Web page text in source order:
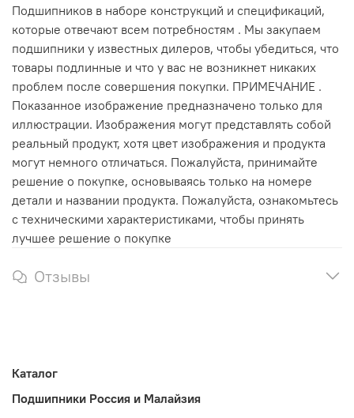
Подшипников в наборе конструкций и спецификаций,
которые отвечают всем потребностям . Мы закупаем
подшипники у известных дилеров, чтобы убедиться, что
товары подлинные и что у вас не возникнет никаких
проблем после совершения покупки. ПРИМЕЧАНИЕ .
Показанное изображение предназначено только для
иллюстрации. Изображения могут представлять собой
реальный продукт, хотя цвет изображения и продукта
могут немного отличаться. Пожалуйста, принимайте
решение о покупке, основываясь только на номере
детали и названии продукта. Пожалуйста, ознакомьтесь
с техническими характеристиками, чтобы принять
лучшее решение о покупке
Отзывы
Каталог
Подшипники Россия и Малайзия